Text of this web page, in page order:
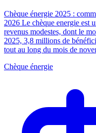
Chèque énergie 2025 :
2026 Le chèque energie est
revenus modestes, dont le
2025, 3,8 millions de
tout au long du mois de
Chèque énergie